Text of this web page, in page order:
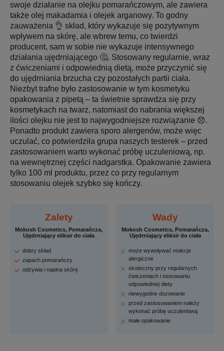
swoje działanie na olejku pomarańczowym, ale zawiera
także olej makadamia i olejek arganowy. To godny
zauważenia 👌 skład, który wykazuje się pozytywnym
wpływem na skórę, ale wbrew temu, co twierdzi
producent, sam w sobie nie wykazuje intensywnego
działania ujędrniającego 🤔. Stosowany regularnie, wraz
z ćwiczeniami i odpowiednią dietą, może przyczynić się
do ujędrniania brzucha czy pozostałych partii ciała.
Niezbyt trafne było zastosowanie w tym kosmetyku
opakowania z pipetą – ta świetnie sprawdza się przy
kosmetykach na twarz, natomiast do nabrania większej
ilości olejku nie jest to najwygodniejsze rozwiązanie 😞.
Ponadto produkt zawiera sporo alergenów, może więc
uczulać, co potwierdziła grupa naszych testerek – przed
zastosowaniem warto wykonać próbę uczuleniową, np.
na wewnętrznej części nadgarstka. Opakowanie zawiera
tylko 100 ml produktu, przez co przy regularnym
stosowaniu olejek szybko się kończy.
Zalety
Mokosh Cosmetics, Pomarańcza,
Ujędrniający eliksir do ciała
dobry skład
zapach pomarańczy
odżywia i napina skórę
Wady
Mokosh Cosmetics, Pomarańcza,
Ujędrniający eliksir do ciała
może wywoływać reakcje
alergiczne
skuteczny przy regularnych
ćwiczeniach i stosowaniu
odpowiedniej diety
niewygodne dozowanie
przed zastosowaniem należy
wykonać próbę uczuleniową
małe opakowanie